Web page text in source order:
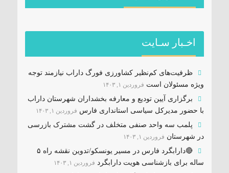
اخـبار سـایت
ظرفیت‌های کم‌نظیر کشاورزی فورگ داراب نیازمند توجه
ویژه مسئولان است فروردین ۱, ۱۴۰۳
برگزاری آیین تودیع و معارفه بخشداران شهرستان داراب
با حضور مدیرکل سیاسی استانداری فارس فروردین ۱, ۱۴۰۳
پلمب سه واحد صنفی متخلف در گشت مشترک بازرسی
در شهرستان فروردین ۱, ۱۴۰۳
🔴دارابگرد فارس در مسیر یونسکو/تدوین نقشه راه ۵
ساله برای بازشناسی هویت دارابگرد فروردین ۱, ۱۴۰۳